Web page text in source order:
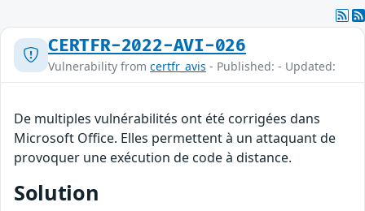
CERTFR-2022-AVI-026
Vulnerability from certfr_avis - Published: - Updated:
De multiples vulnérabilités ont été corrigées dans
Microsoft Office. Elles permettent à un attaquant de
provoquer une exécution de code à distance.
Solution